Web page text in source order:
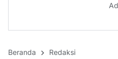
Ad
Beranda Redaksi